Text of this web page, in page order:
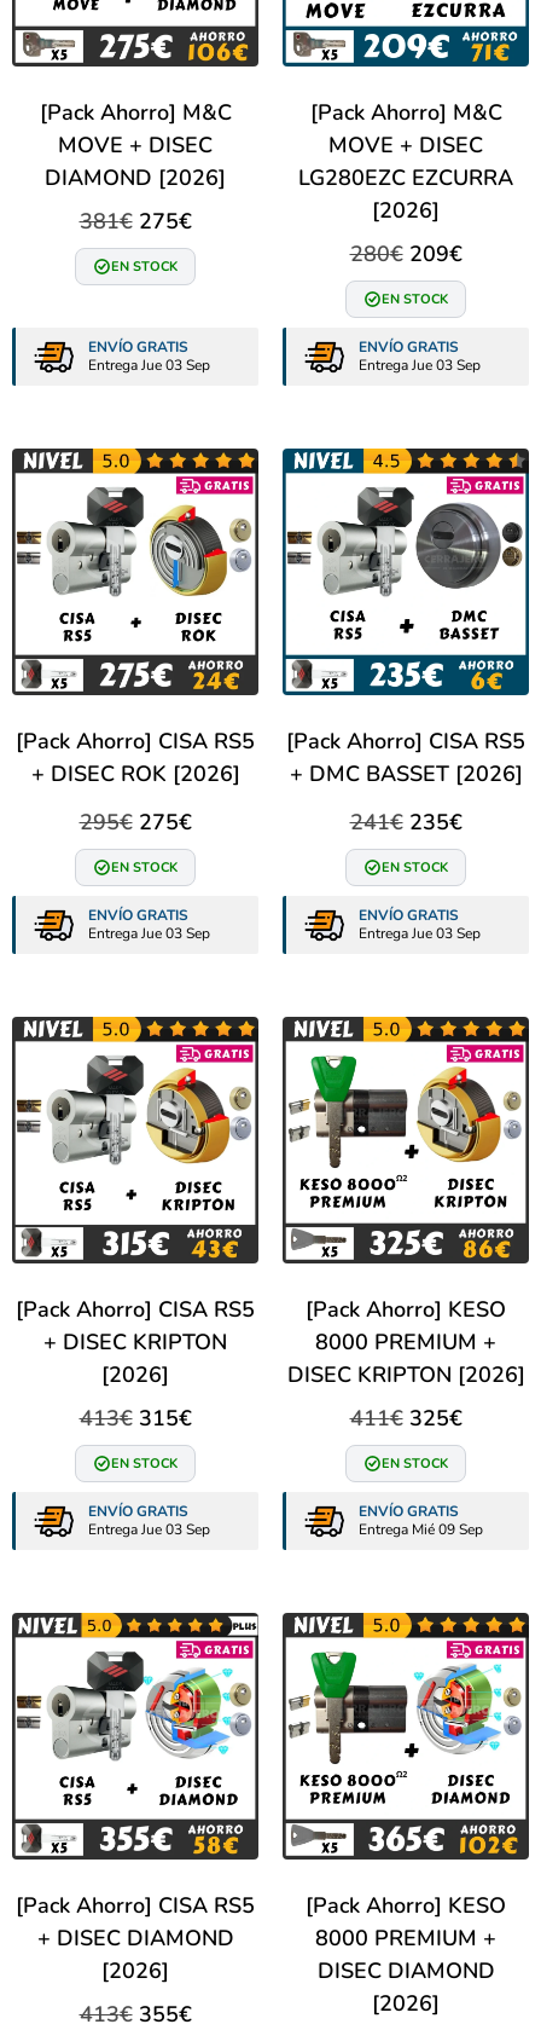
[Pack Ahorro] M&C
MOVE + DISEC
DIAMOND [2026]
381€ 275€
EN STOCK
ENVÍO GRATIS
Entrega Jue 03 Sep
[Pack Ahorro] M&C
MOVE + DISEC
LG280EZC EZCURRA
[2026]
280€ 209€
EN STOCK
ENVÍO GRATIS
Entrega Jue 03 Sep
[Pack Ahorro] CISA RS5
+ DISEC ROK [2026]
295€ 275€
EN STOCK
ENVÍO GRATIS
Entrega Jue 03 Sep
[Pack Ahorro] CISA RS5
+ DMC BASSET [2026]
241€ 235€
EN STOCK
ENVÍO GRATIS
Entrega Jue 03 Sep
[Pack Ahorro] CISA RS5
+ DISEC KRIPTON
[2026]
413€ 315€
EN STOCK
ENVÍO GRATIS
Entrega Jue 03 Sep
[Pack Ahorro] KESO
8000 PREMIUM +
DISEC KRIPTON [2026]
411€ 325€
EN STOCK
ENVÍO GRATIS
Entrega Mié 09 Sep
[Pack Ahorro] CISA RS5
+ DISEC DIAMOND
[2026]
413€ 355€
[Pack Ahorro] KESO
8000 PREMIUM +
DISEC DIAMOND
[2026]